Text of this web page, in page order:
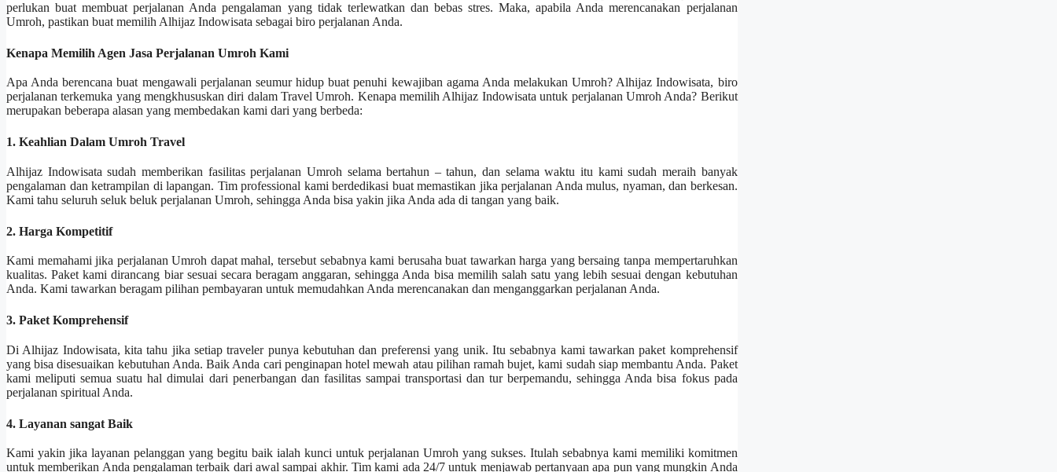
perlukan buat membuat perjalanan Anda pengalaman yang tidak terlewatkan dan bebas stres. Maka, apabila Anda merencanakan perjalanan
Umroh, pastikan buat memilih Alhijaz Indowisata sebagai biro perjalanan Anda.
Kenapa Memilih Agen Jasa Perjalanan Umroh Kami
Apa Anda berencana buat mengawali perjalanan seumur hidup buat penuhi kewajiban agama Anda melakukan Umroh? Alhijaz Indowisata, biro
perjalanan terkemuka yang mengkhususkan diri dalam Travel Umroh. Kenapa memilih Alhijaz Indowisata untuk perjalanan Umroh Anda? Berikut
merupakan beberapa alasan yang membedakan kami dari yang berbeda:
1. Keahlian Dalam Umroh Travel
Alhijaz Indowisata sudah memberikan fasilitas perjalanan Umroh selama bertahun – tahun, dan selama waktu itu kami sudah meraih banyak
pengalaman dan ketrampilan di lapangan. Tim professional kami berdedikasi buat memastikan jika perjalanan Anda mulus, nyaman, dan berkesan.
Kami tahu seluruh seluk beluk perjalanan Umroh, sehingga Anda bisa yakin jika Anda ada di tangan yang baik.
2. Harga Kompetitif
Kami memahami jika perjalanan Umroh dapat mahal, tersebut sebabnya kami berusaha buat tawarkan harga yang bersaing tanpa mempertaruhkan
kualitas. Paket kami dirancang biar sesuai secara beragam anggaran, sehingga Anda bisa memilih salah satu yang lebih sesuai dengan kebutuhan
Anda. Kami tawarkan beragam pilihan pembayaran untuk memudahkan Anda merencanakan dan menganggarkan perjalanan Anda.
3. Paket Komprehensif
Di Alhijaz Indowisata, kita tahu jika setiap traveler punya kebutuhan dan preferensi yang unik. Itu sebabnya kami tawarkan paket komprehensif
yang bisa disesuaikan kebutuhan Anda. Baik Anda cari penginapan hotel mewah atau pilihan ramah bujet, kami sudah siap membantu Anda. Paket
kami meliputi semua suatu hal dimulai dari penerbangan dan fasilitas sampai transportasi dan tur berpemandu, sehingga Anda bisa fokus pada
perjalanan spiritual Anda.
4. Layanan sangat Baik
Kami yakin jika layanan pelanggan yang begitu baik ialah kunci untuk perjalanan Umroh yang sukses. Itulah sebabnya kami memiliki komitmen
untuk memberikan Anda pengalaman terbaik dari awal sampai akhir. Tim kami ada 24/7 untuk menjawab pertanyaan apa pun yang mungkin Anda